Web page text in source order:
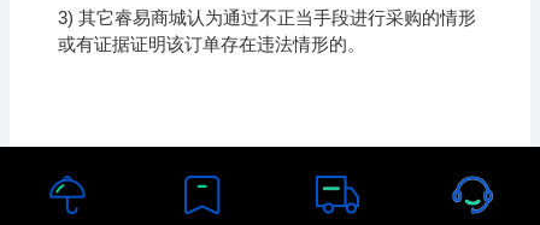
3) 其它睿易商城认为通过不正当手段进行采购的情形
或有证据证明该订单存在违法情形的。